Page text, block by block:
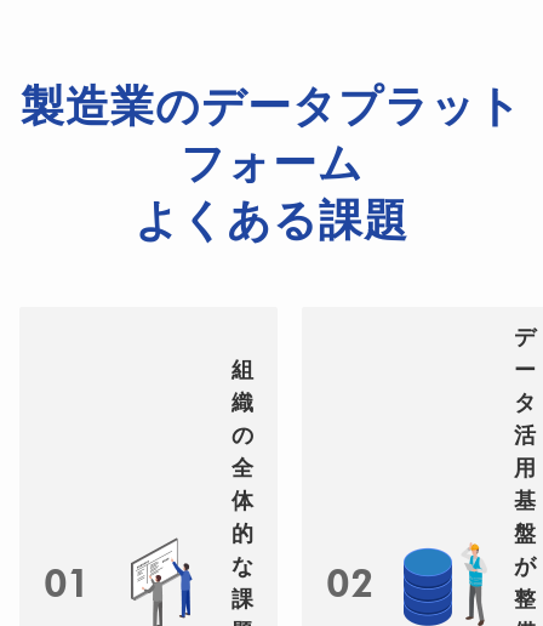
製造業のデータプラット
フォーム
よくある課題
01
組
織
の
全
体
的
な
課
02
デ
ー
タ
活
用
基
盤
が
整